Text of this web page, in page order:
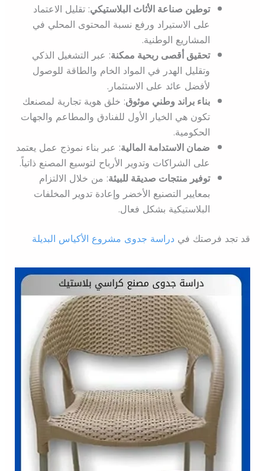
توطين صناعة الأثاث البلاستيكي: تقليل الاعتماد
على الاستيراد ورفع نسبة المحتوى المحلي في
المشاريع الوطنية.
تحقيق أقصى ربحية ممكنة: عبر التشغيل الذكي
وتقليل الهدر في المواد الخام والطاقة للوصول
لأفضل عائد على الاستثمار.
بناء براند وطني موثوق: خلق هوية تجارية لمصنعك
تكون هي الخيار الأول للفنادق والمطاعم والجهات
الحكومية.
ضمان الاستدامة المالية: عبر بناء نموذج عمل يعتمد
على الشراكات وتدوير الأرباح لتوسيع المصنع ذاتياً.
توفير منتجات صديقة للبيئة: من خلال الالتزام
بمعايير التصنيع الأخضر وإعادة تدوير المخلفات
البلاستيكية بشكل فعال.
قد تجد فرصتك في دراسة جدوى مشروع الأكياس البديلة